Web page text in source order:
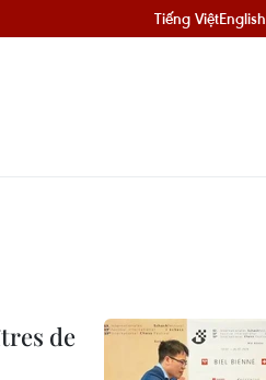
Tiếng ViệtEnglish
de